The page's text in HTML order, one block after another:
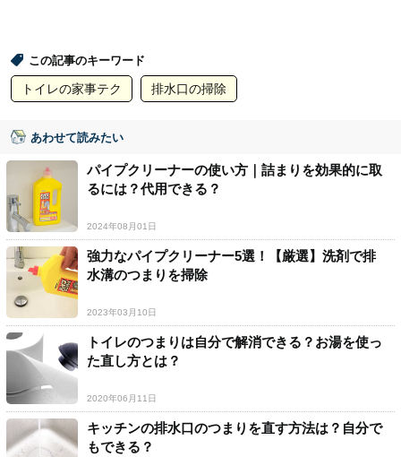
この記事のキーワード
トイレの家事テク 排水口の掃除
あわせて読みたい
パイプクリーナーの使い方｜詰まりを効果的に取
るには？代用できる？
2024年08月01日
強力なパイプクリーナー5選！【厳選】洗剤で排
水溝のつまりを掃除
2023年03月10日
トイレのつまりは自分で解消できる？お湯を使っ
た直し方とは？
2020年06月11日
キッチンの排水口のつまりを直す方法は？自分で
もできる？